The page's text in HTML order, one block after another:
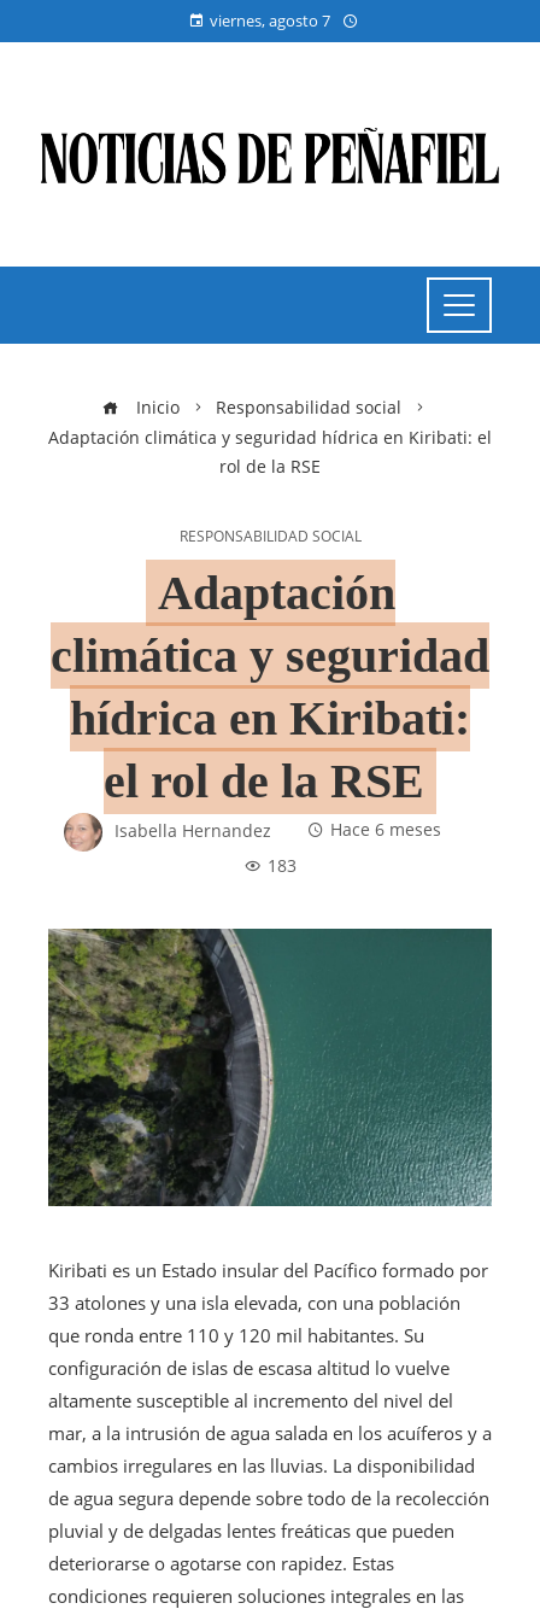
viernes, agosto 7
Inicio
Responsabilidad social
Adaptación climática y seguridad hídrica en Kiribati: el
rol de la RSE
RESPONSABILIDAD SOCIAL
Adaptación
climática y seguridad
hídrica en Kiribati:
el rol de la RSE
Isabella Hernandez
Hace 6 meses
183
Kiribati es un Estado insular del Pacífico formado por
33 atolones y una isla elevada, con una población
que ronda entre 110 y 120 mil habitantes. Su
configuración de islas de escasa altitud lo vuelve
altamente susceptible al incremento del nivel del
mar, a la intrusión de agua salada en los acuíferos y a
cambios irregulares en las lluvias. La disponibilidad
de agua segura depende sobre todo de la recolección
pluvial y de delgadas lentes freáticas que pueden
deteriorarse o agotarse con rapidez. Estas
condiciones requieren soluciones integrales en las